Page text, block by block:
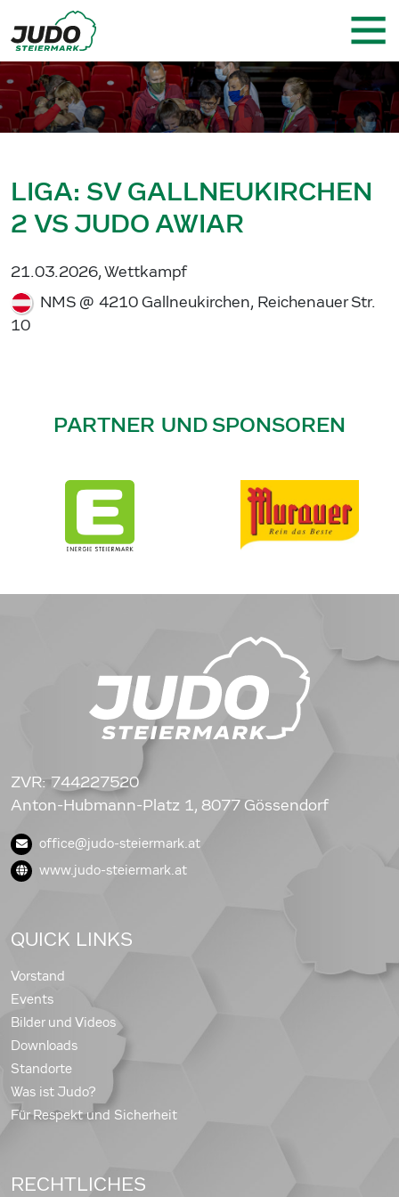
LIGA: SV GALLNEUKIRCHEN
2 VS JUDO AWIAR
21.03.2026, Wettkampf
NMS @ 4210 Gallneukirchen, Reichenauer Str.
10
PARTNER UND SPONSOREN
ZVR: 744227520
Anton-Hubmann-Platz 1, 8077 Gössendorf
office@judo-steiermark.at
www.judo-steiermark.at
QUICK LINKS
Vorstand
Events
Bilder und Videos
Downloads
Standorte
Was ist Judo?
Für Respekt und Sicherheit
RECHTLICHES